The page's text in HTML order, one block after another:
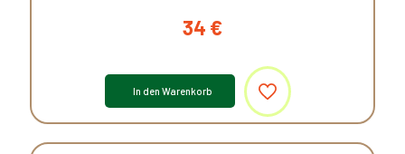
34 €
In den Warenkorb